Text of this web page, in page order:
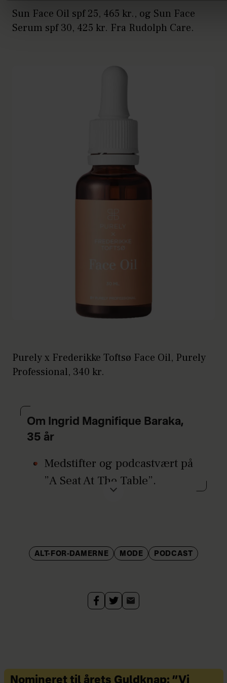
Sun Face Oil spf 25, 465 kr., og Sun Face
Serum spf 30, 425 kr. Fra Rudolph Care.
Purely x Frederikke Toftsø Face Oil, Purely
Professional, 340 kr.
Om Ingrid Magnifique Baraka,
35 år
Medstifter og podcastvært på
”A Seat At The Table”.
ALT-FOR-DAMERNE MODE PODCAST